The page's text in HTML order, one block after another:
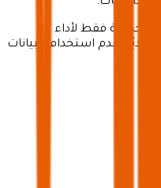
الشخصية فقط لأداء
بعدم استخدام البيانات